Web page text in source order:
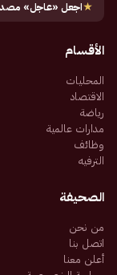
★اجعل «عاجل»
الأقسام
المحليات
الاقتصاد
رياضة
مدارات عالمية
وظائف
الترفيه
الصحيفة
من نحن
اتصل بنا
أعلن معنا